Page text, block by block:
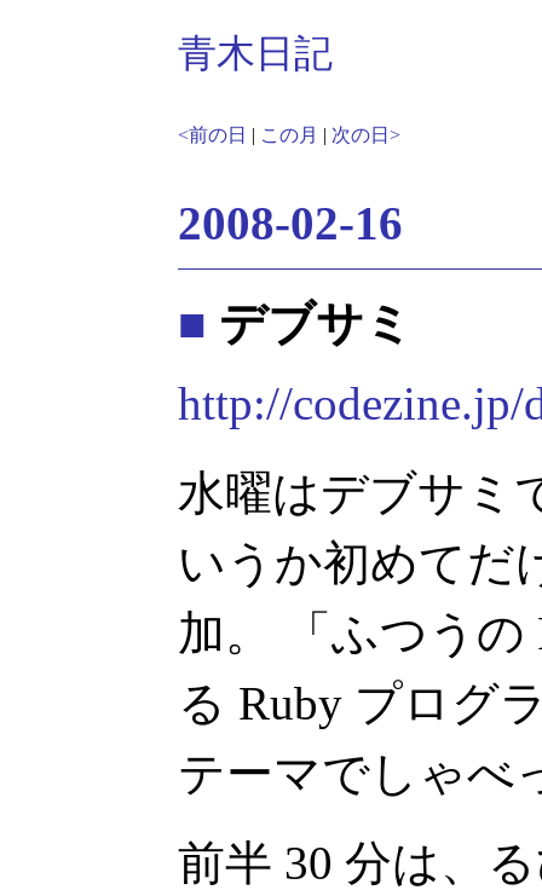
青木日記
<前の日 | この月 | 次の日>
2008-02-16
■ デブサミ
http://codezine.jp/
水曜はデブサミ
いうか初めてだ
加。 「ふつうの
る Ruby プログ
テーマでしゃべ
前半 30 分は、